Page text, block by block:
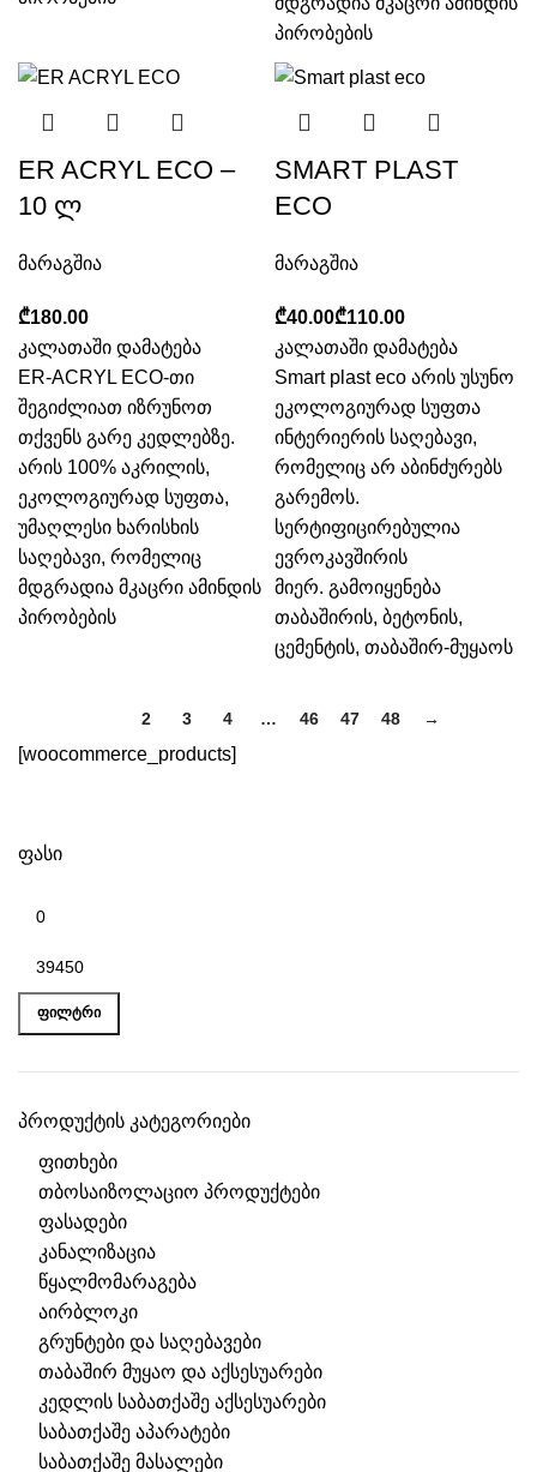
ფასი
ᲤᲘᲚᲢᲠᲘ
პროდუქტის კატეგორიები
ფითხები
თბოსაიზოლაციო პროდუქტები
ფასადები
კანალიზაცია
წყალმომარაგება
აირბლოკი
გრუნტები და საღებავები
თაბაშირ მუყაო და აქსესუარები
კედლის საბათქაშე აქსესუარები
საბათქაშე აპარატები
საბათქაშე მასალები
პირობების
ER ACRYL ECO –
10 ლ
მარაგშია
₾
კალათაში დამატება
ER-ACRYL ECO-თი
შეგიძლიათ იზრუნოთ
თქვენს გარე კედლებზე.
არის 100% აკრილის,
ეკოლოგიურად სუფთა,
უმაღლესი ხარისხის
საღებავი, რომელიც
მდგრადია მკაცრი ამინდის
პირობების
SMART PLAST
ECO
მარაგშია
₾
₾
კალათაში დამატება
Smart plast eco არის უსუნო
ეკოლოგიურად სუფთა
ინტერიერის საღებავი,
რომელიც არ აბინძურებს
გარემოს.
სერტიფიცირებულია
ევროკავშირის
მიერ. გამოიყენება
თაბაშირის, ბეტონის,
ცემენტის, თაბაშირ-მუყაოს
2 3 4 … 46 47 48 →
[woocommerce_products]